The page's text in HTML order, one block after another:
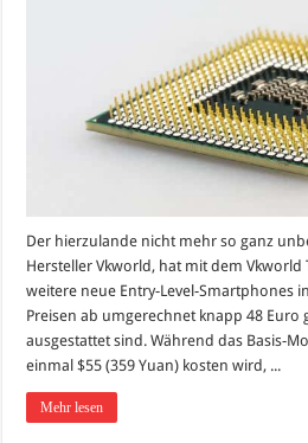
Der hierzulande nicht mehr so ganz
Hersteller Vkworld, hat mit dem Vkworld
weitere neue Entry-Level-Smartphones
Preisen ab umgerechnet knapp 48 Euro
ausgestattet sind. Während das Basis-
einmal $55 (359 Yuan) kosten wird, ...
Mehr lesen